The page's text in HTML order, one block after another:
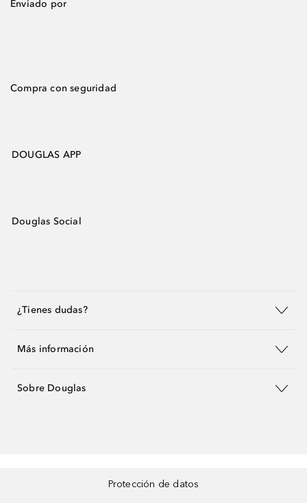
Enviado por
Compra con seguridad
DOUGLAS APP
Douglas Social
¿Tienes dudas?
Más información
Sobre Douglas
Protección de datos